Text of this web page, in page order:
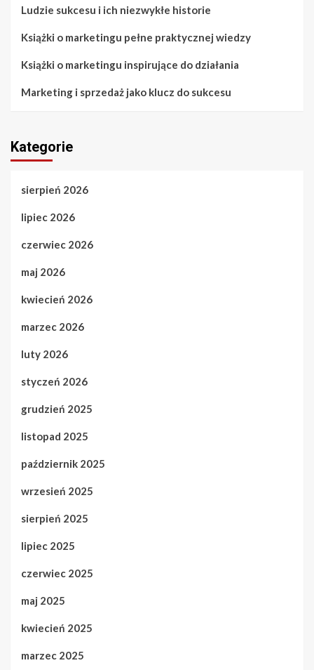
Ludzie sukcesu i ich niezwykłe historie
Książki o marketingu pełne praktycznej wiedzy
Książki o marketingu inspirujące do działania
Marketing i sprzedaż jako klucz do sukcesu
Kategorie
sierpień 2026
lipiec 2026
czerwiec 2026
maj 2026
kwiecień 2026
marzec 2026
luty 2026
styczeń 2026
grudzień 2025
listopad 2025
październik 2025
wrzesień 2025
sierpień 2025
lipiec 2025
czerwiec 2025
maj 2025
kwiecień 2025
marzec 2025